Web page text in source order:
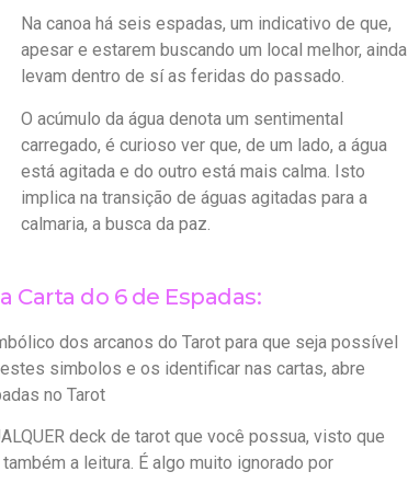
Na canoa há seis espadas, um indicativo de que,
apesar e estarem buscando um local melhor, ainda
levam dentro de sí as feridas do passado.
O acúmulo da água denota um sentimental
carregado, é curioso ver que, de um lado, a água
está agitada e do outro está mais calma. Isto
implica na transição de águas agitadas para a
calmaria, a busca da paz.
do 6 de Espadas:
dos arcanos do Tarot para que seja possível
simbolos e os identificar nas cartas, abre
no Tarot
deck de tarot que você possua, visto que
a leitura. É algo muito ignorado por